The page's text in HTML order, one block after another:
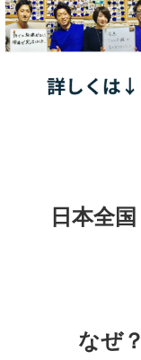
日本全国
なぜ？